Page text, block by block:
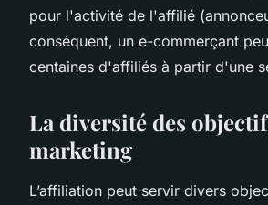
pour l'activité de l'affilié
conséquent, un e-commerçant
centaines d'affiliés à partir d'une
La diversité des
marketing
L’affiliation peut servir divers